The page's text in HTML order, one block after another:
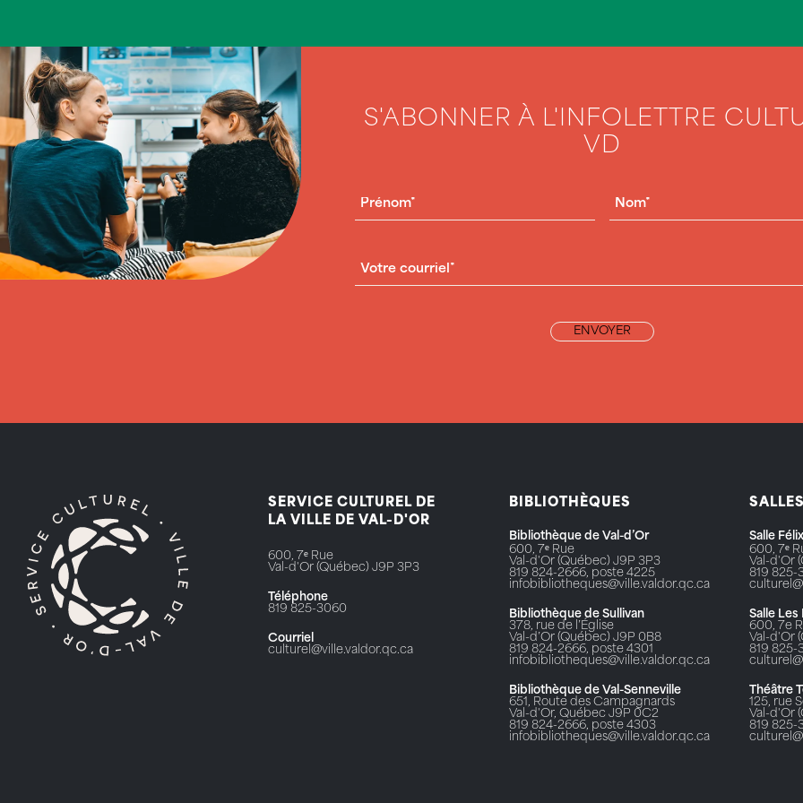
S'ABONNER À L'INFOLETTRE
VD
PRÉNOM NOM(NÉCESSAIRE)
COURRIEL (NÉCESSAIRE)
SERVICE CULTUREL DE
LA VILLE DE VAL-D'OR
600, 7ᵉ Rue
Val-d'Or (Québec) J9P 3P3
Téléphone
819 825-3060
Courriel
culturel@ville.valdor.qc.ca
BIBLIOTHÈQUES
Bibliothèque de Val-d’Or
600, 7ᵉ Rue
Val-d'Or (Québec) J9P 3P3
819 824-2666, poste 4225
infobibliotheques@ville.valdor.qc.ca
Bibliothèque de Sullivan
378, rue de l’Église
Val-d’Or (Québec) J9P 0B8
819 824-2666, poste 4301
infobibliotheques@ville.valdor.qc.ca
Bibliothèque de Val-Senneville
651, Route des Campagnards
Val-d'Or, Québec J9P 0C2
819 824-2666, poste 4303
infobibliotheques@ville.valdor.qc.ca
Salle
600, 7ᵉ
Val-d'Or
819 825-
Salle
600, 7e
Val-d'Or
819 825-
Théâtre
125, rue
Val-d'Or
819 825-